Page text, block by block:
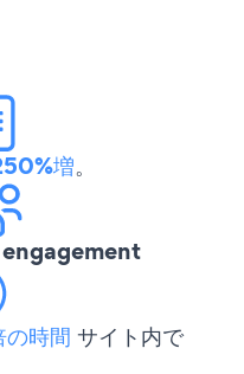
増。
時間 サイト内で